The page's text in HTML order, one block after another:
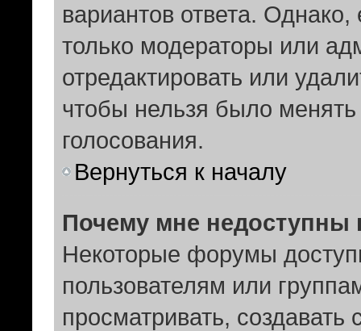
вариантов ответа.
только модераторы или
отредактировать или
чтобы нельзя было
голосования.
Вернуться к началу
Почему мне
Некоторые форумы
пользователям или
просматривать,